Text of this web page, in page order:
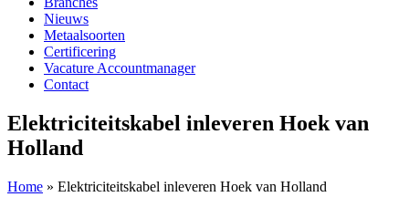
Nieuws
Metaalsoorten
Certificering
Vacature Accountmanager
Contact
Elektriciteitskabel inleveren Hoek van
Holland
Home » Elektriciteitskabel inleveren Hoek van Holland